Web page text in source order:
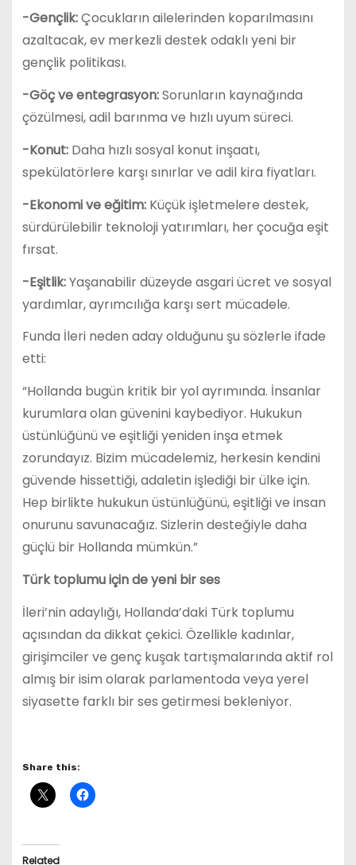
-Gençlik:Çocukların ailelerinden koparılmasını
azaltacak, ev merkezli destek odaklı yeni bir
gençlik politikası.
-Göç ve entegrasyon:Sorunların kaynağında
çözülmesi, adil barınma ve hızlı uyum süreci.
-Konut:Daha hızlı sosyal konut inşaatı,
spekülatörlere karşı sınırlar ve adil kira fiyatları.
-Ekonomi ve eğitim:Küçük işletmelere destek,
sürdürülebilir teknoloji yatırımları, her çocuğa eşit
fırsat.
-Eşitlik:Yaşanabilir düzeyde asgari ücret ve sosyal
yardımlar, ayrımcılığa karşı sert mücadele.
Funda İleri neden aday olduğunu şu sözlerle ifade
etti:
“Hollanda bugün kritik bir yol ayrımında. İnsanlar
kurumlara olan güvenini kaybediyor. Hukukun
üstünlüğünü ve eşitliği yeniden inşa etmek
zorundayız. Bizim mücadelemiz, herkesin kendini
güvende hissettiği, adaletin işlediği bir ülke için.
Hep birlikte hukukun üstünlüğünü, eşitliği ve insan
onurunu savunacağız. Sizlerin desteğiyle daha
güçlü bir Hollanda mümkün.”
Türk toplumu için de yeni bir ses
İleri’nin adaylığı, Hollanda’daki Türk toplumu
açısından da dikkat çekici. Özellikle kadınlar,
girişimciler ve genç kuşak tartışmalarında aktif rol
almış bir isim olarak parlamentoda veya yerel
siyasette farklı bir ses getirmesi bekleniyor.
Share this:
Related